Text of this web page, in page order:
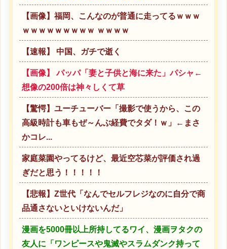
【画像】福岡、こんなのが普通に走ってるｗｗｗ
ｗｗｗｗｗｗｗｗｗ ｗｗｗｗ
【速報】 中国、ガチで逝く
【画像】 パッパ「妻と子供と海に来た」パシャ←
想像の200倍は神々しくて草
【驚愕】ユーチューバー「撮影で使うから、この
高級時計も車もぜ～んぶ経費でタダ！ｗ」←まさ
かコレ...
家庭菜園やってるけど、最近空芯菜が評価され過
ぎだと思う！！！！！
【悲報】Z世代「なんでセルフレジなのに自分で商
品通さないといけないんだ」
漫画を5000冊以上所持してるワイ、漫画ヲタクの
友人に「ワンピースや鬼滅やスラムダンク持って